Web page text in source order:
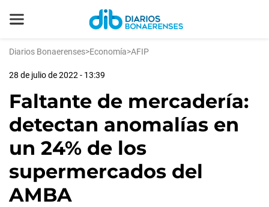
Diarios Bonaerenses>Economía>AFIP
28 de julio de 2022 - 13:39
Faltante de mercadería:
detectan anomalías en
un 24% de los
supermercados del
AMBA